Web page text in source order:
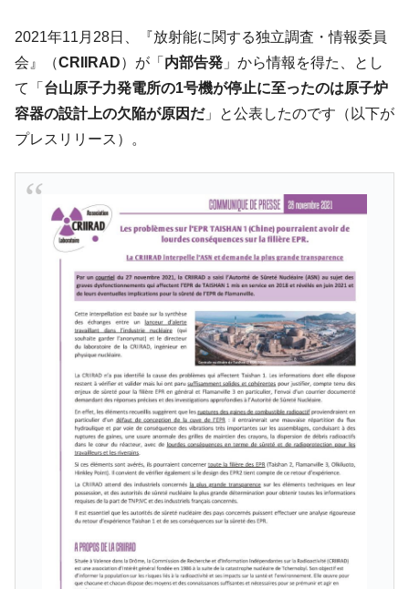
2021年11月28日、『放射能に関する独立調査・情報委員
会』（CRIIRAD）が「 内部告発 」から情報を得た、とし
て「 台山原子力発電所の1号機が停止に至ったのは原子炉
容器の設計上の欠陥が原因だ」と公表したのです（以下が
プレスリリース）。